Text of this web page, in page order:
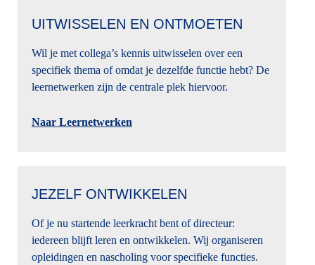
UITWISSELEN EN ONTMOETEN
Wil je met collega’s kennis uitwisselen over een
specifiek thema of omdat je dezelfde functie hebt? De
leernetwerken zijn de centrale plek hiervoor.
Naar Leernetwerken
JEZELF ONTWIKKELEN
Of je nu startende leerkracht bent of directeur:
iedereen blijft leren en ontwikkelen. Wij organiseren
opleidingen en nascholing voor specifieke functies.